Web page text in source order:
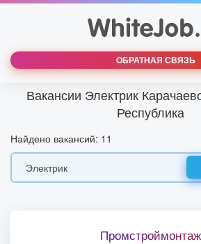
ОБРАТНАЯ СВЯЗЬ
Вакансии Электрик
Республика
Найдено вакансий: 11
Промстроймонтаж